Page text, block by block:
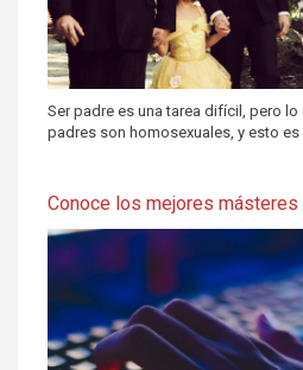
Ser padre es una tarea difícil, pero
padres son homosexuales, y esto
Conoce los mejores